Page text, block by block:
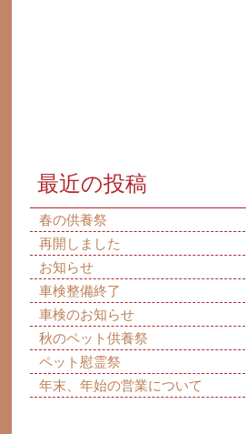
最近の投稿
春の供養祭
再開しました
お知らせ
車検整備終了
車検のお知らせ
秋のペット供養祭
ペット慰霊祭
年末、年始の営業について